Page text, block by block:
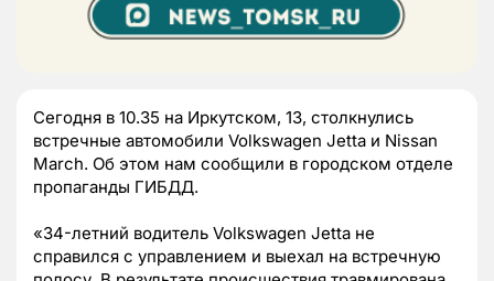
Сегодня в 10.35 на Иркутском, 13, столкнулись
встречные автомобили Volkswagen Jetta и Nissan
March. Об этом нам сообщили в городском отделе
пропаганды ГИБДД.
«34-летний водитель Volkswagen Jetta не
справился с управлением и выехал на встречную